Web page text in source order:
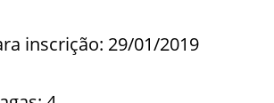
inscrição: 29/01/2019